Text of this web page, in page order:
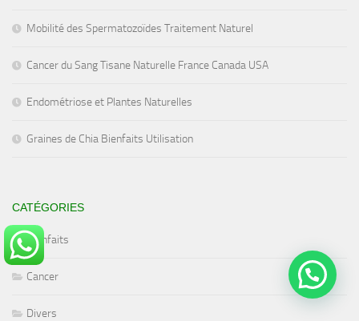
Mobilité des Spermatozoïdes Traitement Naturel
Cancer du Sang Tisane Naturelle France Canada USA
Endométriose et Plantes Naturelles
Graines de Chia Bienfaits Utilisation
CATÉGORIES
Bienfaits
Cancer
Divers